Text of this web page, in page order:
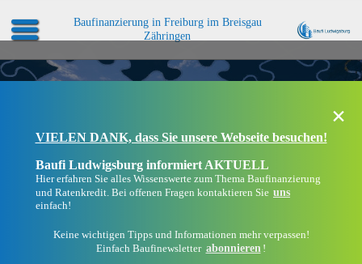
Baufinanzierung in Freiburg im Breisgau
Zähringen
×
VIELEN DANK, dass Sie unsere Webseite besuchen!
Baufi Ludwigsburg informiert AKTUELL
Hier erfahren Sie alles Wissenswerte zum Thema Baufinanzierung
und Ratenkredit. Bei offenen Fragen kontaktieren Sie uns
einfach!
Keine wichtigen Tipps und Informationen mehr verpassen!
Einfach Baufinewsletter abonnieren !